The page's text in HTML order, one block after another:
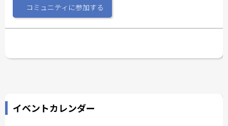
コミュニティに参加する
イベントカレンダー